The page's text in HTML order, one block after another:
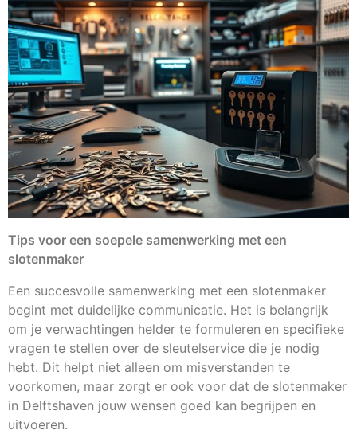
Tips voor een soepele samenwerking met een
slotenmaker
Een succesvolle samenwerking met een slotenmaker
begint met duidelijke communicatie. Het is belangrijk
om je verwachtingen helder te formuleren en specifieke
vragen te stellen over de sleutelservice die je nodig
hebt. Dit helpt niet alleen om misverstanden te
voorkomen, maar zorgt er ook voor dat de slotenmaker
in Delftshaven jouw wensen goed kan begrijpen en
uitvoeren.